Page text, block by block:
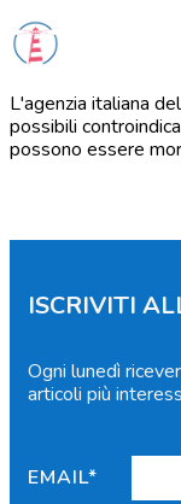
L'agenzia italiana
possibili
possono essere
ISCRIVITI
Ogni lunedì
articoli più
EMAIL*